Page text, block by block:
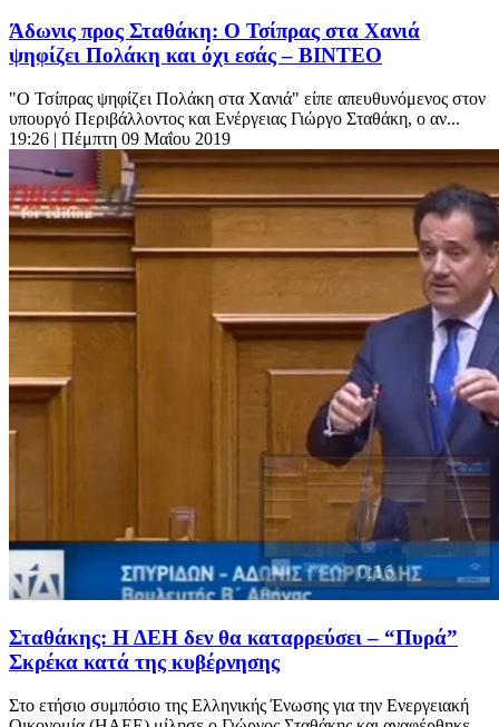
Άδωνις προς Σταθάκη: Ο Τσίπρας στα Χανιά
ψηφίζει Πολάκη και όχι εσάς – ΒΙΝΤΕΟ
"Ο Τσίπρας ψηφίζει Πολάκη στα Χανιά" είπε απευθυνόμενος στον
υπουργό Περιβάλλοντος και Ενέργειας Γιώργο Σταθάκη, ο αν...
19:26 | Πέμπτη 09 Μαΐου 2019
Σταθάκης: Η ΔΕΗ δεν θα καταρρεύσει – “Πυρά”
Σκρέκα κατά της κυβέρνησης
Στο ετήσιο συμπόσιο της Ελληνικής Ένωσης για την Ενεργειακή